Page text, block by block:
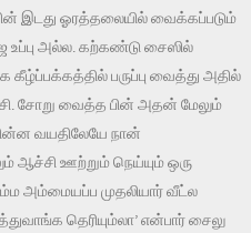
இடது ஓரத்தலையில் வைக்கப்படும்
உப்பு அல்ல. கற்கண்டு சைஸில்
கீழ்ப்பக்கத்தில் பருப்பு வைத்து அதில்
சோறு வைத்த பின் அதன் மேலும்
வயதிலேயே நான்
ஆச்சி ஊற்றும் நெய்யும் ஒரு
அம்மையப்ப முதலியார் வீட்ல
தெரியும்லா’ என்பார் சைலு